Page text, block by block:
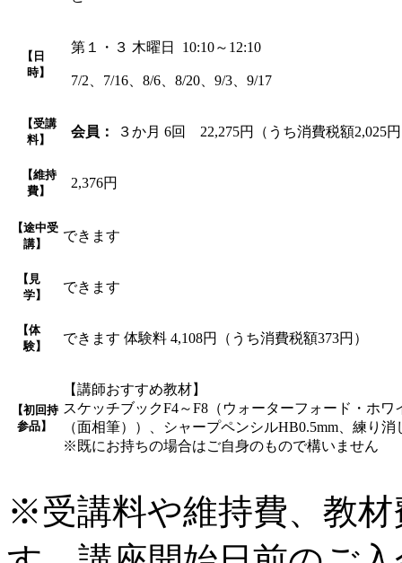
【日
時】
第１・３ 木曜日 10:10～12:10
7/2、7/16、8/6、8/20、9/3、9/17
【受講
料】
会員： ３か月 6回 22,275円（うち消費税額2,025
【維持
費】
2,376円
【途中受
講】
できます
【見
学】
できます
【体
験】
できます 体験料 4,108円（うち消費税額373円）
【初回持
参品】
【講師おすすめ教材】
スケッチブックF4～F8（ウォーターフォード・ホ
（面相筆））、シャープペンシルHB0.5mm、練り
※既にお持ちの場合はご自身のもので構いません
※受講料や維持費、教